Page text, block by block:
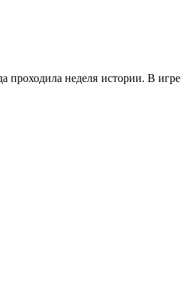
проходила неделя истории. В игре